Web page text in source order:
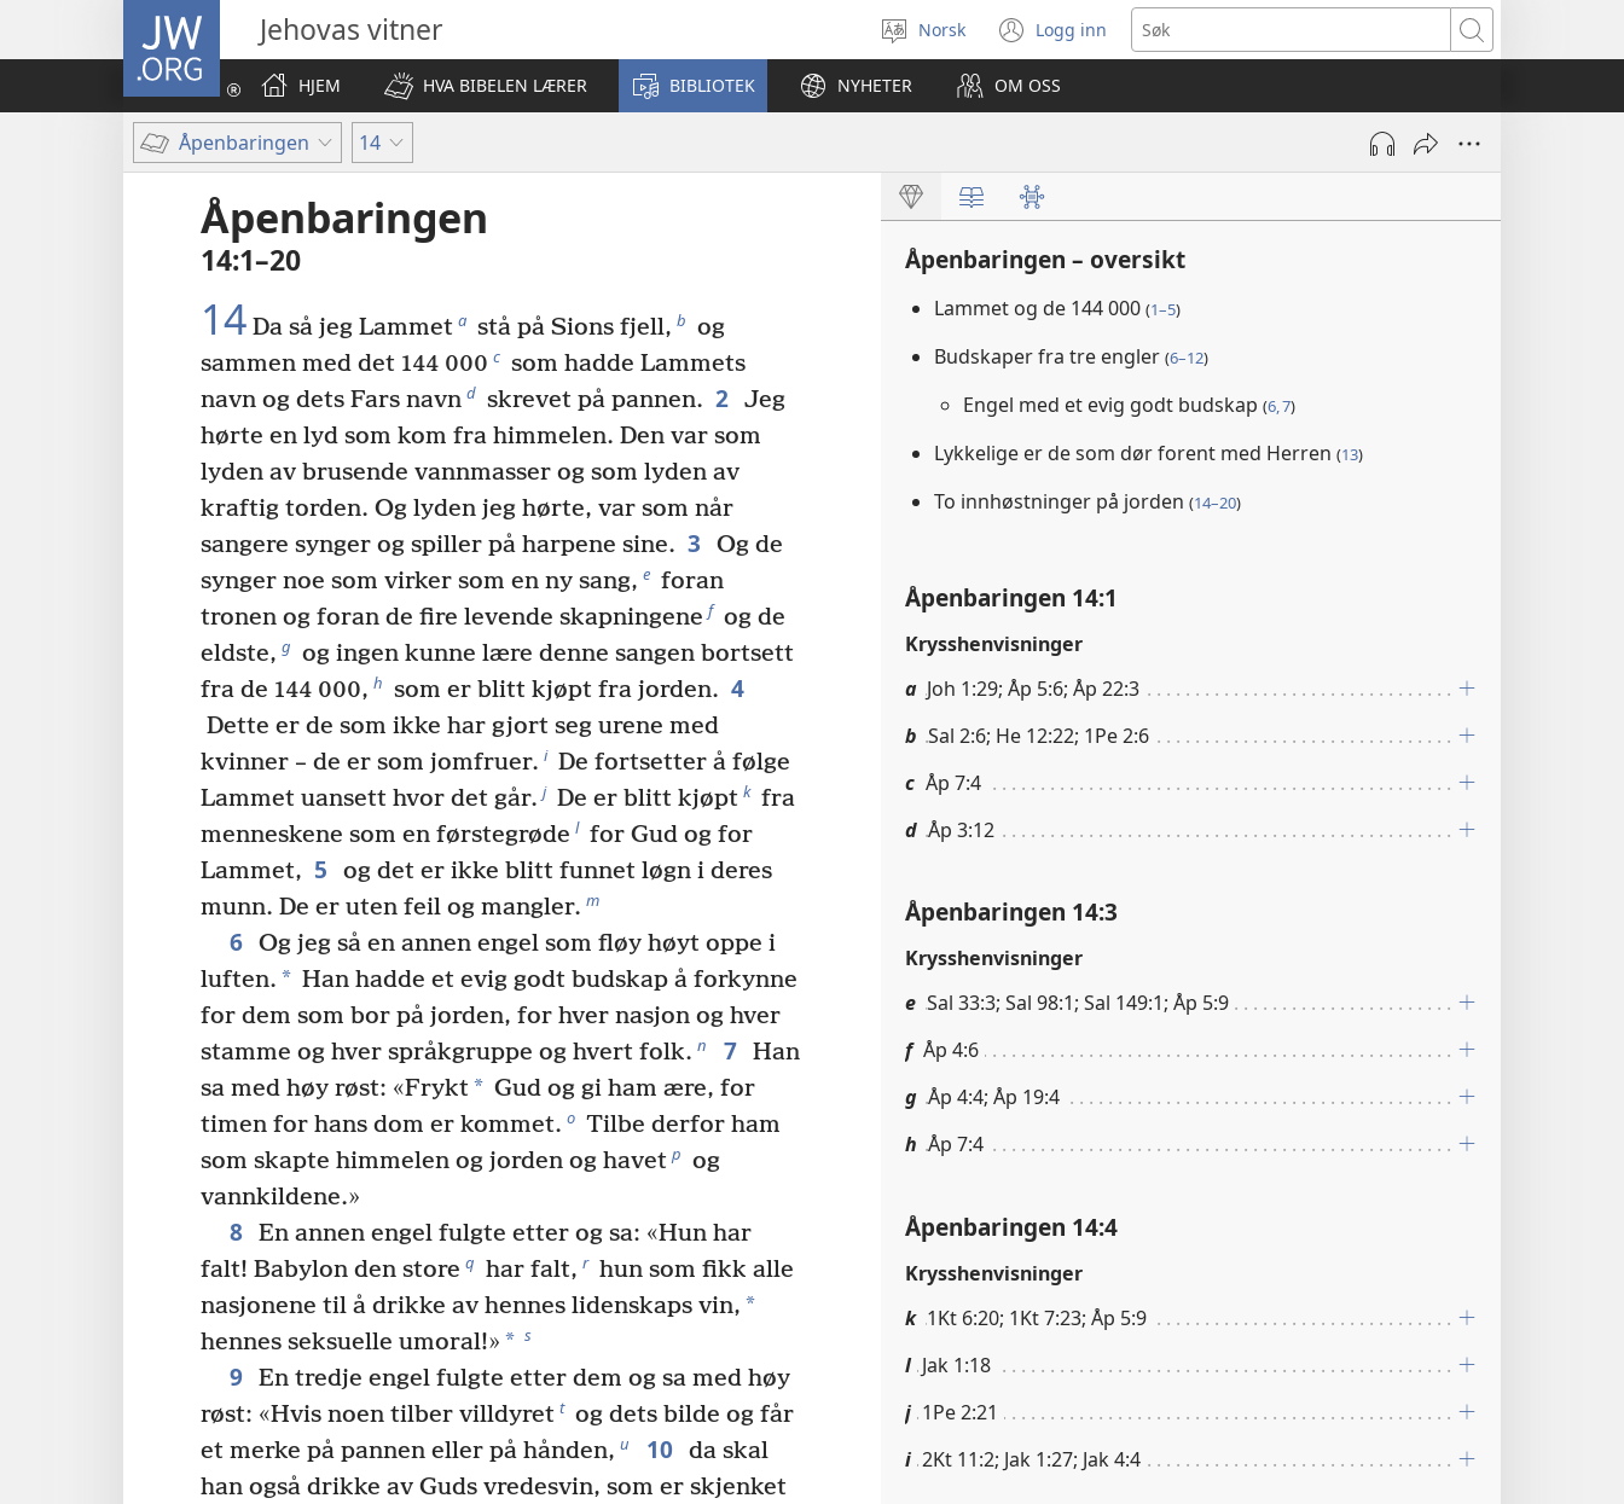
JW.ORG Jehovas vitner
Velg
språk
Norsk Logg inn
(åpner
nytt
vindu)
Søk
HJEM
HVA BIBELEN LÆRER BIBLIOTEK NYHETER OM OSS
Åpenbaringen 14
Åpenbaringen
14:1–20
14 Da så jeg Lammet a stå på Sions fjell, b og
sammen med det 144 000 c som hadde Lammets
navn og dets Fars navn d skrevet på pannen. 2 Jeg
hørte en lyd som kom fra himmelen. Den var som
lyden av brusende vannmasser og som lyden av
kraftig torden. Og lyden jeg hørte, var som når
sangere synger og spiller på harpene sine. 3
Og de
synger noe som virker som en ny sang, e foran
tronen og foran de fire levende skapningene f og de
eldste, g og ingen kunne lære denne sangen bortsett
fra de 144 000, h som er blitt kjøpt fra jorden. 4
Dette er de som ikke har gjort seg urene med
kvinner – de er som jomfruer. i De fortsetter å følge
Lammet uansett hvor det går. j De er blitt kjøpt k fra
menneskene som en førstegrøde l for Gud og for
Lammet, 5
og det er ikke blitt funnet løgn i deres
munn. De er uten feil og mangler. m
6 Og jeg så en annen engel som fløy høyt oppe i
luften. * Han hadde et evig godt budskap å forkynne
for dem som bor på jorden, for hver nasjon og hver
stamme og hver språkgruppe og hvert folk. n 7 Han
sa med høy røst: «Frykt* Gud og gi ham ære, for
timen for hans dom er kommet. o Tilbe derfor ham
som skapte himmelen og jorden og havet p og
vannkildene.»
8 En annen engel fulgte etter og sa: «Hun har
falt! Babylon den store q har falt, r hun som fikk alle
nasjonene til å drikke av hennes lidenskaps vin, *
hennes seksuelle umoral!» * s
9 En tredje engel fulgte etter dem og sa med høy
røst: «Hvis noen tilber villdyret t og dets bilde og får
et merke på pannen eller på hånden, u 10 da skal
han også drikke av Guds vredesvin, som er skjenket
Åpenbaringen – oversikt
Lammet og de 144 000 (1–5)
Budskaper fra tre engler (6–12)
Engel med et evig godt budskap (6, 7)
Lykkelige er de som dør forent med Herren (13)
To innhøstninger på jorden (14–20)
Åpenbaringen 14:1
Krysshenvisninger
a Joh 1:29; Åp 5:6; Åp 22:3
b Sal 2:6; He 12:22; 1Pe 2:6
c Åp 7:4
d Åp 3:12
Åpenbaringen 14:3
Krysshenvisninger
e Sal 33:3; Sal 98:1; Sal 149:1; Åp 5:9
f Åp 4:6
g Åp 4:4; Åp 19:4
h Åp 7:4
Åpenbaringen 14:4
Krysshenvisninger
k 1Kt 6:20; 1Kt 7:23; Åp 5:9
l Jak 1:18
j 1Pe 2:21
i 2Kt 11:2; Jak 1:27; Jak 4:4